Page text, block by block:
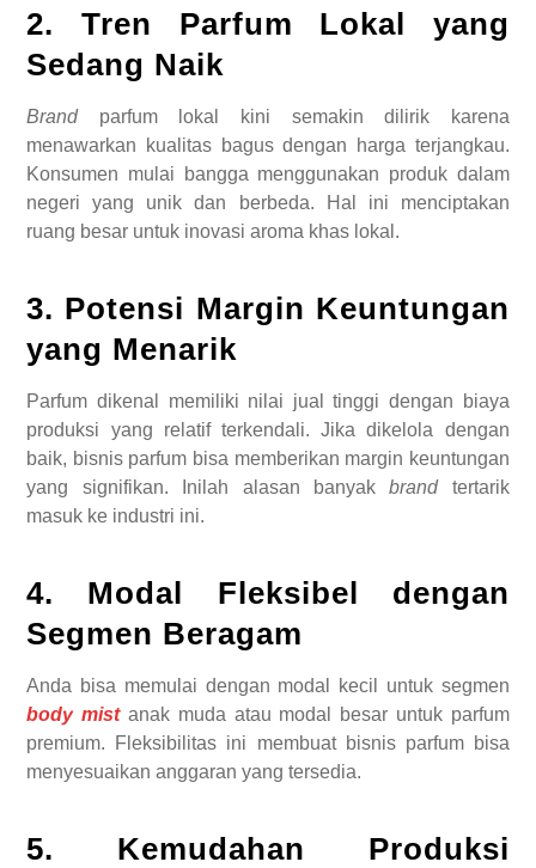
2. Tren Parfum Lokal yang
Sedang Naik
Brand parfum lokal kini semakin dilirik karena
menawarkan kualitas bagus dengan harga terjangkau.
Konsumen mulai bangga menggunakan produk dalam
negeri yang unik dan berbeda. Hal ini menciptakan
ruang besar untuk inovasi aroma khas lokal.
3. Potensi Margin Keuntungan
yang Menarik
Parfum dikenal memiliki nilai jual tinggi dengan biaya
produksi yang relatif terkendali. Jika dikelola dengan
baik, bisnis parfum bisa memberikan margin keuntungan
yang signifikan. Inilah alasan banyakbrandtertarik
masuk ke industri ini.
4. Modal Fleksibel dengan
Segmen Beragam
Anda bisa memulai dengan modal kecil untuk segmen
body mistanak muda atau modal besar untuk parfum
premium. Fleksibilitas ini membuat bisnis parfum bisa
menyesuaikan anggaran yang tersedia.
5. Kemudahan Produksi